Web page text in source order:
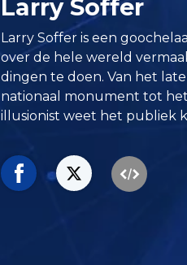
Larry Soffer
Larry Soffer is een
over de hele wereld
dingen te doen. Van het
nationaal monument tot
illusionist weet het publiek